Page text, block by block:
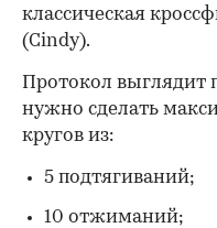
классическая
(Cindy).
Протокол выглядит
нужно сделать
кругов из:
5 подтягиваний;
10 отжиманий;